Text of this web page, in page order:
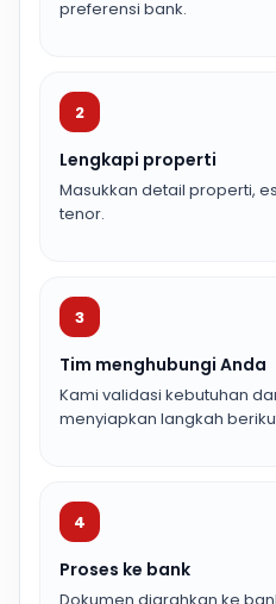
preferensi bank.
2
Lengkapi properti
Masukkan detail properti,
tenor.
3
Tim menghubungi Anda
Kami validasi kebutuhan
menyiapkan langkah
4
Proses ke bank